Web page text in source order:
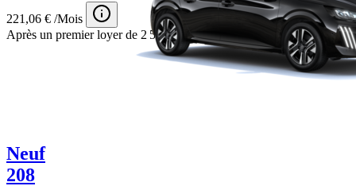
221,06 € /Mois
Après un premier loyer de 2 500 €
Neuf
208